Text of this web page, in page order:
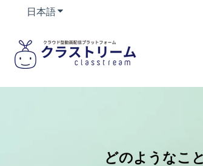
日本語翻訳のサブメニューを表示
どのようなこ